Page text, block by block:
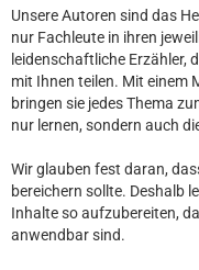
Unsere Autoren sind das
nur Fachleute in ihren
leidenschaftliche Erzähler,
mit Ihnen teilen. Mit einem
bringen sie jedes Thema
nur lernen, sondern auch
Wir glauben fest daran,
bereichern sollte. Deshalb
Inhalte so aufzubereiten,
anwendbar sind.